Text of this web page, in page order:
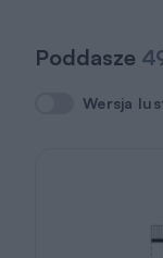
Poddasze
WersjaWersja